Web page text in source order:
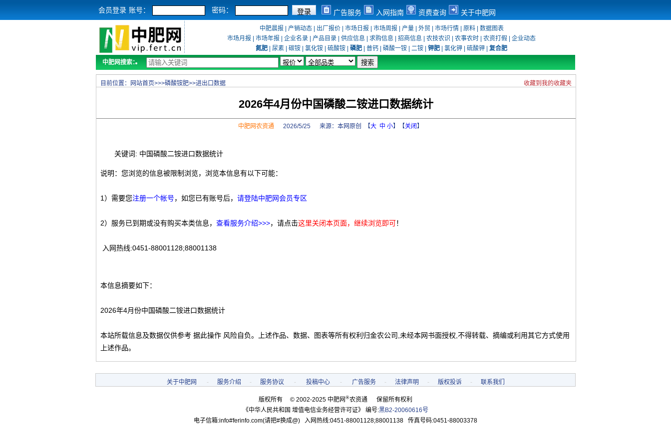
会员登录 账号： 密码： 广告服务 入网指南 资费查询 关于中肥网
中肥晨报 产销动态| 出厂报价| 市场日报 市场周报 产量| 外贸 市场行情| 原料| 数据图表
市场月报
市场年报 企业名录 产品目录 供应信息 求购信息 招商信息 农技农识 农事农时 农资打假
企业动态
氮肥
尿素 碳铵 氯化铵 硫酸铵 磷肥 普钙 磷酸一铵 二铵 钾肥 氯化钾 硫酸钾
复合肥
中肥网搜索：
目前位置： 网站首页>>>磷酸铵肥>>进出口数据 收藏到我的收藏夹
2026年4月份中国磷酸二铵进口数据统计
中肥网农资通 2026/5/25 来源： 本网原创 【大 中 小】【关闭】
关键词: 中国磷酸二铵进口数据统计
说明：您浏览的信息被限制浏览，浏览本信息有以下可能：
1）需要您注册一个帐号，如您已有账号后， 请登陆中肥网会员专区
2）服务已到期或没有购买本类信息， 查看服务介绍>>>，请点击这里关闭本页面，继续浏览即可！
入网热线:0451-88001128;88001138
本信息摘要如下：
2026年4月份中国磷酸二铵进口数据统计
本站所载信息及数据仅供参考 据此操作 风险自负。上述作品、数据、图表等所有权利归金农公司,未经本网书面授权,不得转载、摘编或利用其它方式使用
上述作品。
关于中肥网 - 服务介绍 - 服务协议 - 投稿中心 - 广告服务 - 法律声明 - 版权投诉 - 联系我们
版权所有 © 2002-2025 中肥网®农资通 保留所有权利
《中华人民共和国 增值电信业务经营许可证》 编号:黑B2-20060616号
电子信箱:info#ferinfo.com(请把#换成@) 入网热线:0451-88001128;88001138 传真号码:0451-88003378